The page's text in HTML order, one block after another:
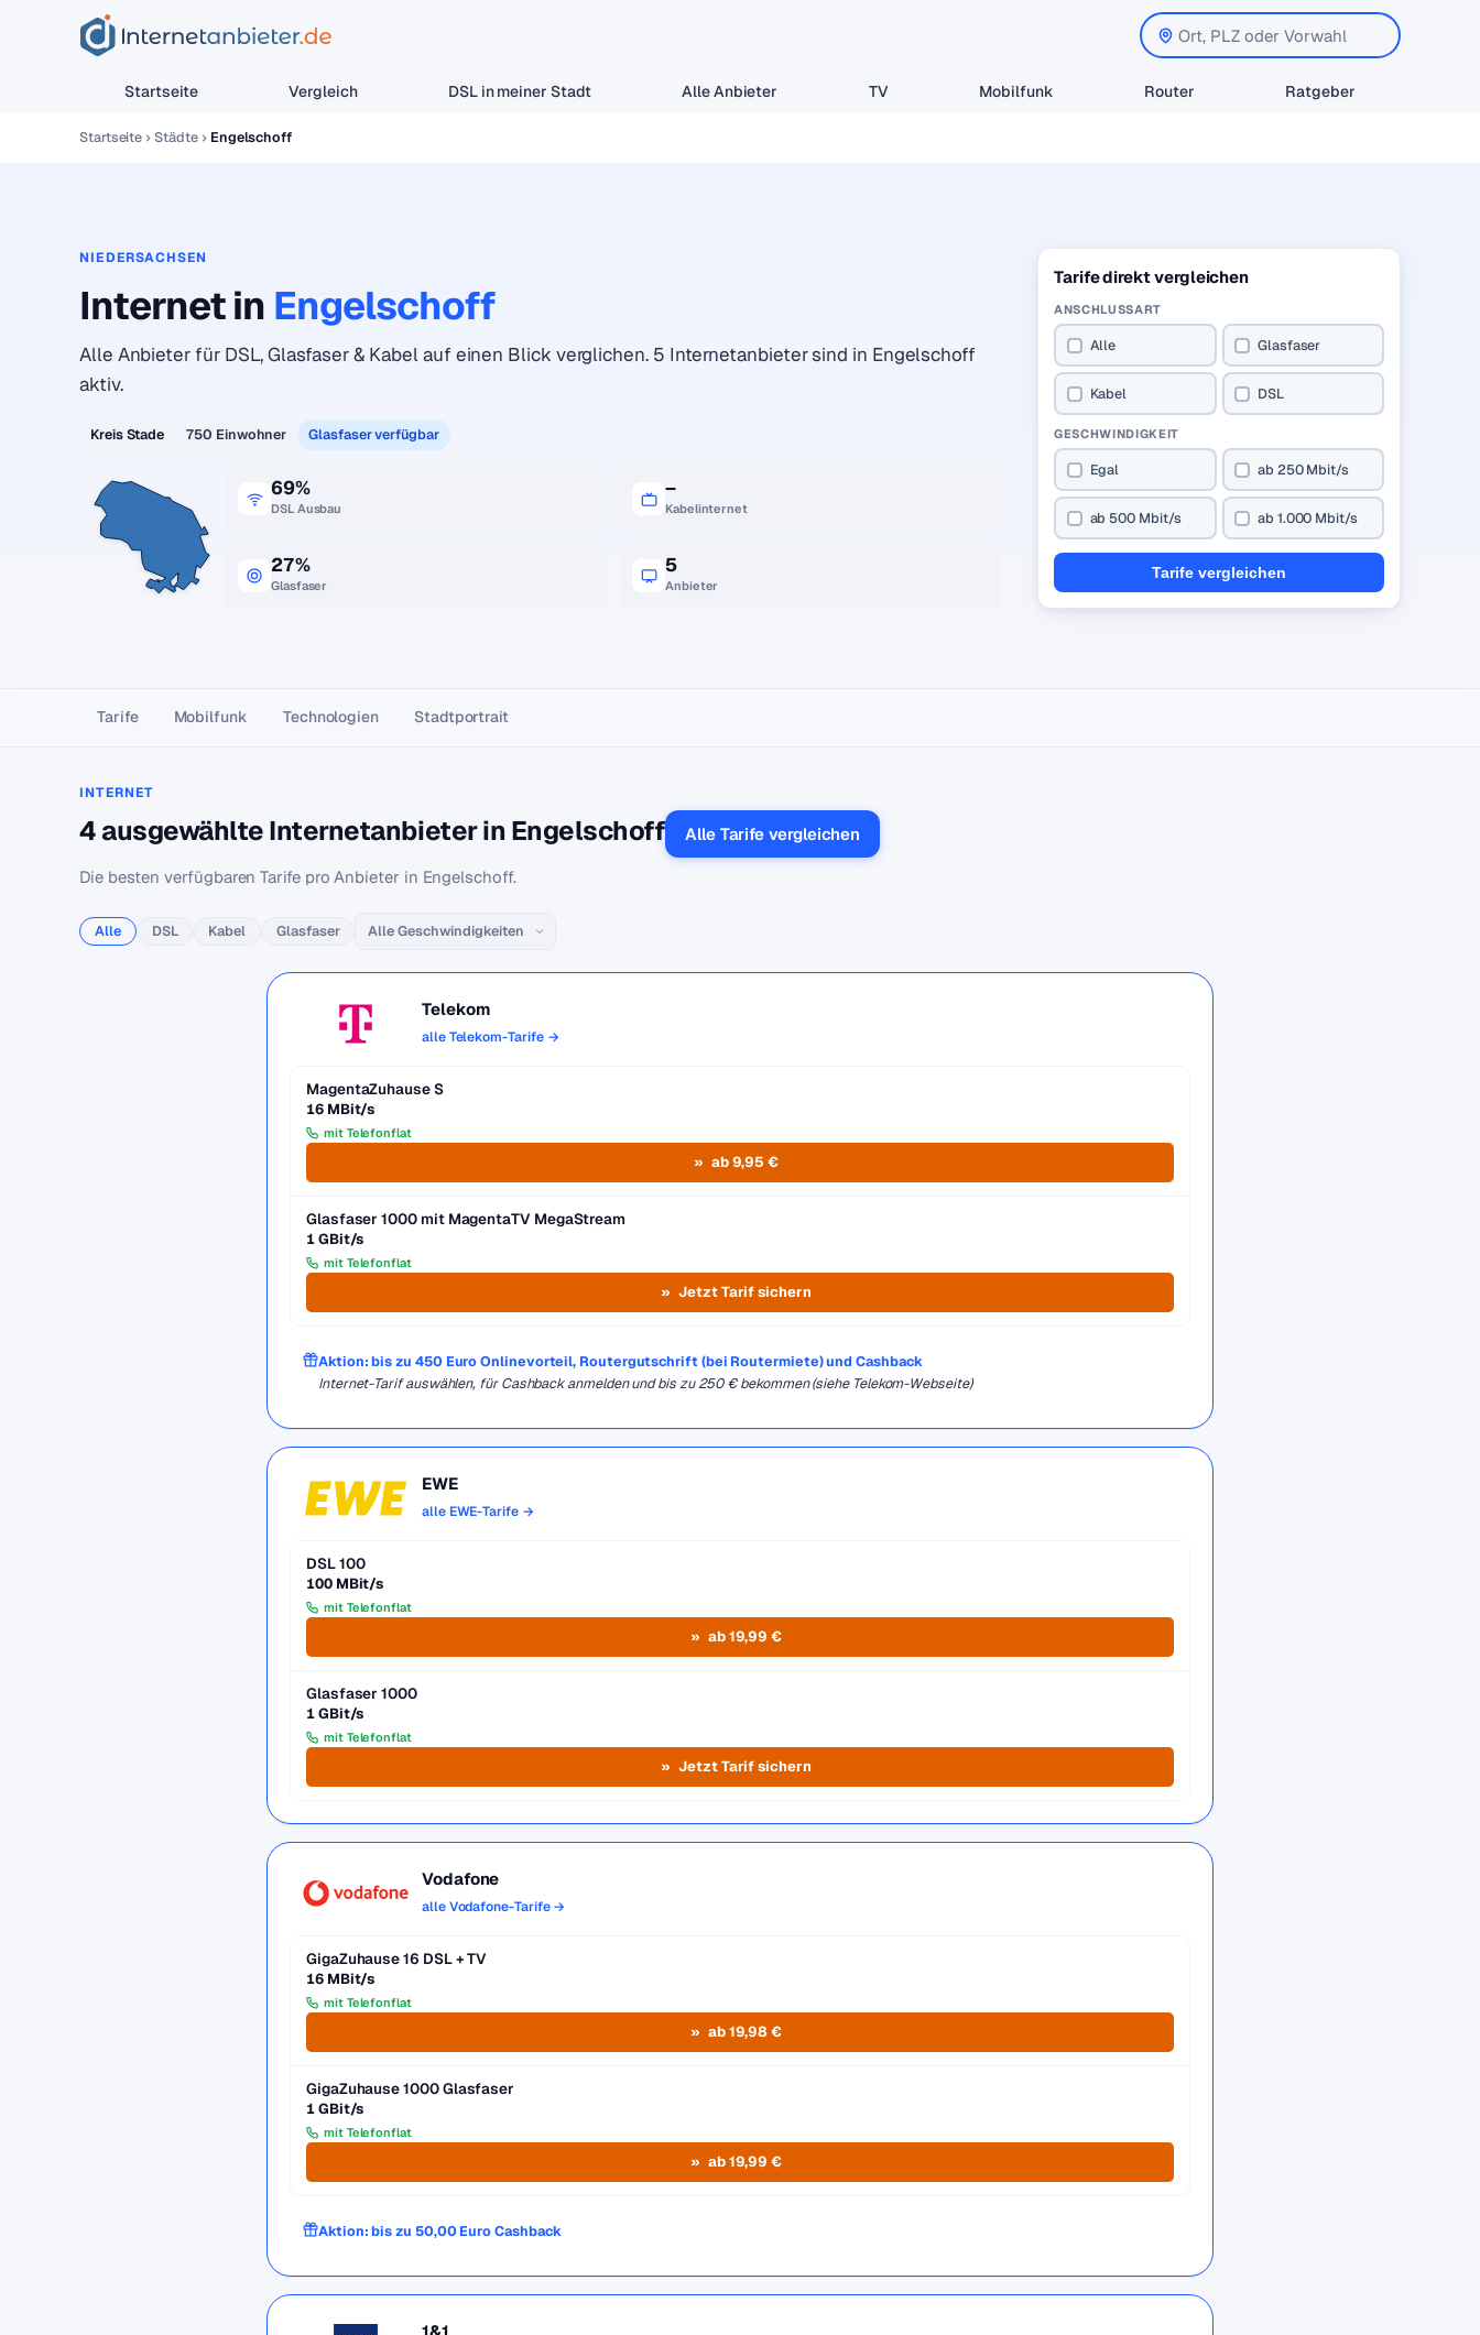
Startseite Vergleich DSL in meiner Stadt Alle Anbieter TV Mobilfunk Router Ratgeber
Startseite Städte Engelschoff
NIEDERSACHSEN
Internet in Engelschoff
Alle Anbieter für DSL, Glasfaser & Kabel auf einen Blick verglichen. 5 Internetanbieter sind in Engelschoff
aktiv.
Kreis Stade 750 Einwohner Glasfaser verfügbar
69%
DSL Ausbau
–
Kabelinternet
27%
Glasfaser
5
Anbieter
Tarife direkt vergleichen
ANSCHLUSSART
Alle Glasfaser
Kabel DSL
GESCHWINDIGKEIT
Egal ab 250 Mbit/s
ab 500 Mbit/s ab 1.000 Mbit/s
Tarife vergleichen
Tarife Mobilfunk Technologien Stadtportrait
INTERNET
4 ausgewählte Internetanbieter in Engelschoff Alle Tarife vergleichen
Die besten verfügbaren Tarife pro Anbieter in Engelschoff.
Alle DSL Kabel Glasfaser
Telekom
alle Telekom-Tarife →
MagentaZuhause S
16 MBit/s
mit Telefonflat
ab 9,95 €
Glasfaser 1000 mit MagentaTV MegaStream
1 GBit/s
mit Telefonflat
Jetzt Tarif sichern
Aktion: bis zu 450 Euro Onlinevorteil, Routergutschrift (bei Routermiete) und Cashback
Internet-Tarif auswählen, für Cashback anmelden und bis zu 250 € bekommen (siehe Telekom-Webseite)
EWE
alle EWE-Tarife →
DSL 100
100 MBit/s
mit Telefonflat
ab 19,99 €
Glasfaser 1000
1 GBit/s
mit Telefonflat
Jetzt Tarif sichern
Vodafone
alle Vodafone-Tarife →
GigaZuhause 16 DSL + TV
16 MBit/s
mit Telefonflat
ab 19,98 €
GigaZuhause 1000 Glasfaser
1 GBit/s
mit Telefonflat
ab 19,99 €
Aktion: bis zu 50,00 Euro Cashback